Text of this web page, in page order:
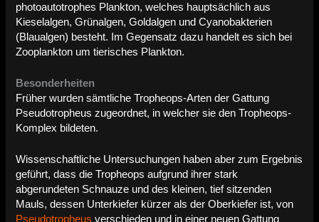
photoautotrophes Plankton, welches hauptsächlich aus
Kieselalgen, Grünalgen, Goldalgen und Cyanobakterien
(Blaualgen) besteht. Im Gegensatz dazu handelt es sich bei
Zooplankton um tierisches Plankton.
Besonderheiten
Früher wurden sämtliche Tropheops-Arten der Gattung
Pseudotropheus zugeordnet, in welcher sie den Tropheops-
Komplex bildeten.
Wissenschaftliche Untersuchungen haben aber zum Ergebnis
geführt, dass die Tropheops aufgrund ihrer stark
abgerundeten Schnauze und des kleinen, tief sitzenden
Mauls, dessen Unterkiefer kürzer als der Oberkiefer ist, von
Pseudotropheus verschieden und in einer neuen Gattung